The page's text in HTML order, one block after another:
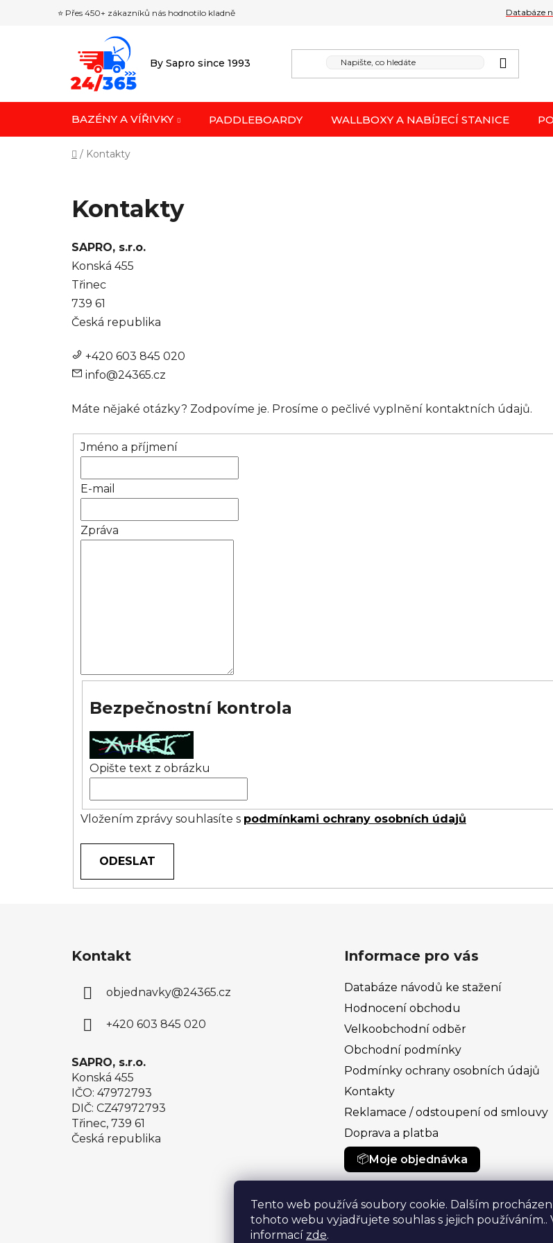
Tento web používá soubory cookie. Dalším
tohoto webu vyjadřujete souhlas s jejich používáním..
informací zde.
⭐ Přes 450+ zákazníků nás hodnotilo kladně Databáze
By Sapro since 1993
BAZÉNY A VÍŘIVKY PADDLEBOARDY WALLBOXY A NABÍJECÍ STANICE
Domů
/ Kontakty
Kontakty
SAPRO, s.r.o.
Konská 455
Třinec
739 61
Česká republika
+420 603 845 020
info@24365.cz
Máte nějaké otázky? Zodpovíme je. Prosíme o pečlivé vyplnění kontaktních údajů.
Jméno a příjmení
E-mail
Zpráva
Bezpečnostní kontrola
Opište text z obrázku
Vložením zprávy souhlasíte s podmínkami ochrany osobních údajů
ODESLAT
Kontakt
objednavky@24365.cz
+420 603 845 020
SAPRO, s.r.o.
Konská 455
IČO: 47972793
DIČ: CZ47972793
Třinec, 739 61
Česká republika
Informace pro vás
Databáze návodů ke stažení
Hodnocení obchodu
Velkoobchodní odběr
Obchodní podmínky
Podmínky ochrany osobních údajů
Kontakty
Reklamace / odstoupení od smlouvy
Doprava a platba
Moje objednávka